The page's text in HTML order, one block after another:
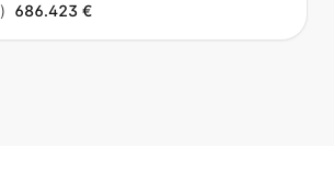
686.423 €